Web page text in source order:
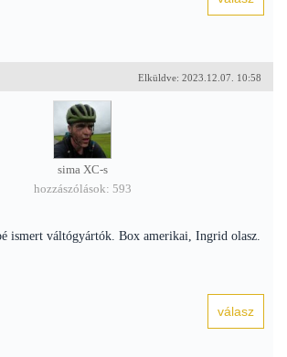
Elküldve: 2023.12.07. 10:58
sima XC-s
hozzászólások: 593
ismert váltógyártók. Box amerikai, Ingrid olasz.